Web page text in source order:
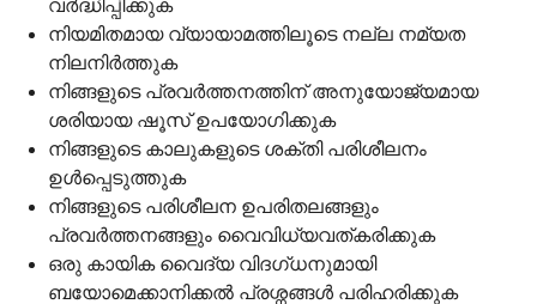
വർദ്ധിപ്പിക്കുക
നിയമിതമായ വ്യായാമത്തിലൂടെ നല്ല നമ്യത
നിലനിർത്തുക
നിങ്ങളുടെ പ്രവർത്തനത്തിന് അനുയോജ്യമായ
ശരിയായ ഷൂസ് ഉപയോഗിക്കുക
നിങ്ങളുടെ കാലുകളുടെ ശക്തി പരിശീലനം
ഉൾപ്പെടുത്തുക
നിങ്ങളുടെ പരിശീലന ഉപരിതലങ്ങളും
പ്രവർത്തനങ്ങളും വൈവിധ്യവത്കരിക്കുക
ഒരു കായിക വൈദ്യ വിദഗ്ധനുമായി
ബയോമെക്കാനിക്കൽ പ്രശ്നങ്ങൾ പരിഹരിക്കുക